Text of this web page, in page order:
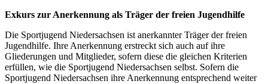
Exkurs zur Anerkennung als Träger der freien Jugendhilfe
Die Sportjugend Niedersachsen ist anerkannter Träger der freien
Jugendhilfe. Ihre Anerkennung erstreckt sich auch auf ihre
Gliederungen und Mitglieder, sofern diese die gleichen Kriterien
erfüllen, wie die Sportjugend Niedersachsen selbst. Sofern die
Sportjugend Niedersachsen ihre Anerkennung entsprechend weiter